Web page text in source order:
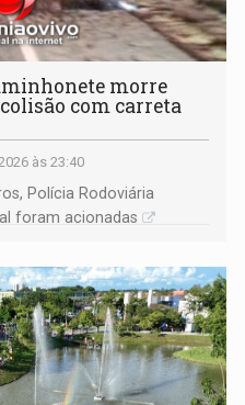
morre
com carreta
às 23:40
Polícia Rodoviária
foram acionadas